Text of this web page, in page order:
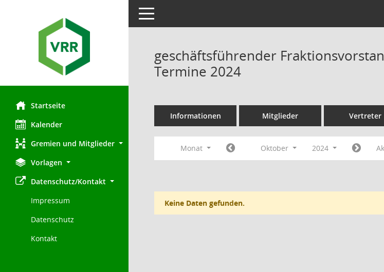
Startseite
Kalender
Gremien und Mitglieder
Vorlagen
Datenschutz/Kontakt
Impressum
Datenschutz
Kontakt
Toggle navigation
geschäftsführender
Termine 2024
Informationen Mitglieder Vertreter
Monat Oktober 2024
Keine Daten gefunden.